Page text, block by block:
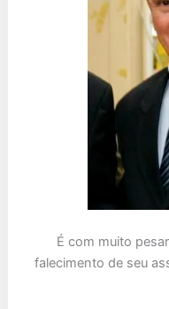
É com muito
falecimento de seu